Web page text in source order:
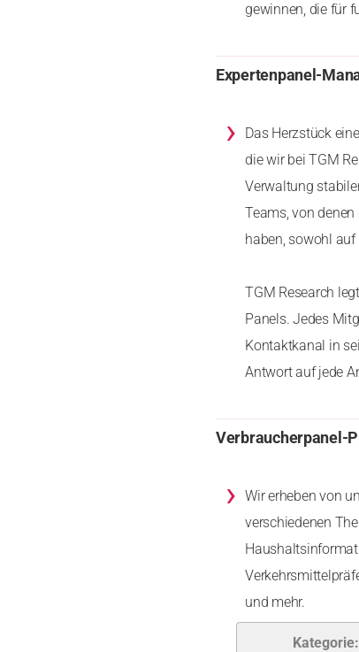
gewinnen, die für
Expertenpanel-
›
Das Herzstück
die wir bei TGM
Verwaltung
Teams, von
haben, sowohl auf
TGM Research
Panels. Jedes
Kontaktkanal in
Antwort auf jede
Verbraucherpanel-
› Wir erheben von
verschiedenen
und mehr.
Kategorie: